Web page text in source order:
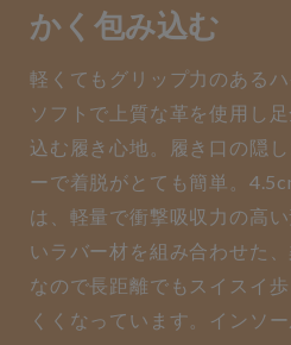
かく包み込む
軽くてもグリップ力のあるハ
ソフトで上質な革を使用し
込む履き心地。履き口の隠
ーで着脱がとても簡単。
は、軽量で衝撃吸収力の高
いラバー材を組み合わせた
なので長距離でもスイスイ
くくなっています。インソ